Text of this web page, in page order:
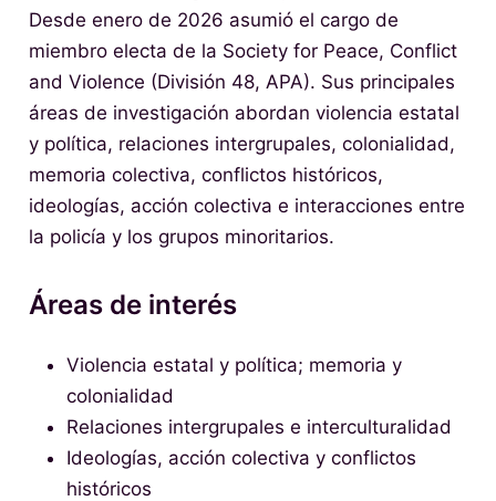
Desde enero de 2026 asumió el cargo de
miembro electa de la Society for Peace, Conflict
and Violence (División 48, APA). Sus principales
áreas de investigación abordan violencia estatal
y política, relaciones intergrupales, colonialidad,
memoria colectiva, conflictos históricos,
ideologías, acción colectiva e interacciones entre
la policía y los grupos minoritarios.
Áreas de interés
Violencia estatal y política; memoria y
colonialidad
Relaciones intergrupales e interculturalidad
Ideologías, acción colectiva y conflictos
históricos